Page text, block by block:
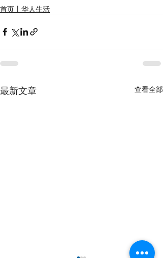
首页丨华人生活
最新文章 查看全部